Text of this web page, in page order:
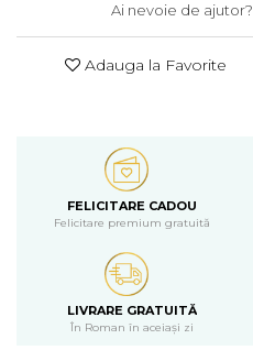
Ai nevoie de ajutor?
Adauga la Favorite
FELICITARE CADOU
Felicitare premium gratuită
LIVRARE GRATUITĂ
În Roman în aceiași zi